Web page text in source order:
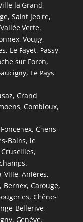
la Grand,
Saint Jeoire,
Verte.
Vougy,
Le Fayet, Passy,
sur Foron,
Le Pays
Grand
Combloux,
Chens-
Bains, le
Ville, Anières,
Bernex, Carouge,
Chêne-
Bellerive,
Genève,